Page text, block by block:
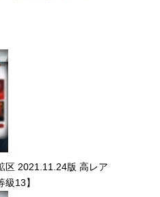
区 2021.11.24版 高レア
13】